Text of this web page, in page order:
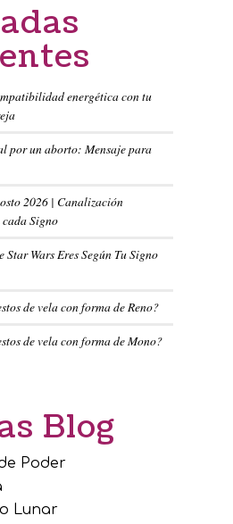
energética con tu
por un aborto: Mensaje para
2026 | Canalización
Signo
Star Wars Eres Según Tu Signo
de vela con forma de Reno?
de vela con forma de Mono?
Blog
Poder
Lunar